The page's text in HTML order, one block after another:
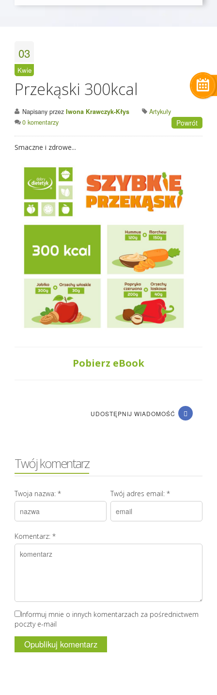
03
Kwie
Przekąski 300kcal
Napisany przez Iwona Krawczyk-Kłys
Artykuły
0 komentarzy
Powrót
Smaczne i zdrowe...
Pobierz eBook
UDOSTĘPNIJ WIADOMOŚĆ
Twój komentarz
Twoja nazwa: * Twój adres email: *
Komentarz: *
Informuj mnie o innych komentarzach za pośrednictwem
poczty e-mail